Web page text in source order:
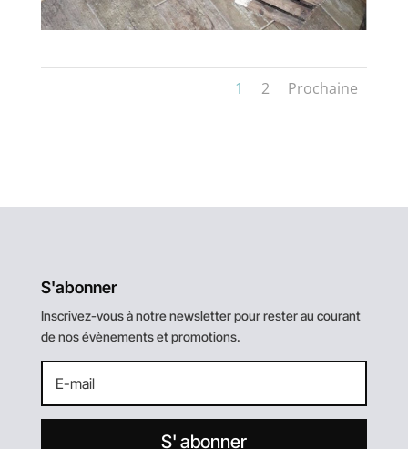
1 2 Prochaine
S'abonner
Inscrivez-vous à notre newsletter pour rester au courant
de nos évènements et promotions.
S' abonner